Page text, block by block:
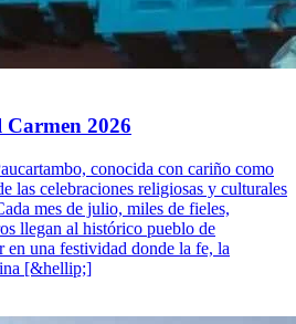
2026
conocida con cariño como
las celebraciones religiosas y culturales
mes de julio, miles de fieles,
llegan al histórico pueblo de
en una festividad donde la fe, la
[&hellip;]